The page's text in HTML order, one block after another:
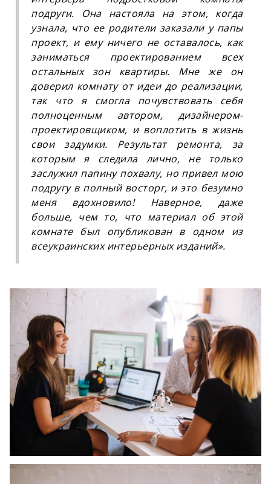
подруги. Она настояла на этом, когда
узнала, что ее родители заказали у папы
проект, и ему ничего не оставалось, как
заниматься проектированием всех
остальных зон квартиры. Мне же он
доверил комнату от идеи до реализации,
так что я смогла почувствовать себя
полноценным автором, дизайнером-
проектировщиком, и воплотить в жизнь
свои задумки. Результат ремонта, за
которым я следила лично, не только
заслужил папину похвалу, но привел мою
подругу в полный восторг, и это безумно
меня вдохновило! Наверное, даже
больше, чем то, что материал об этой
комнате был опубликован в одном из
всеукраинских интерьерных изданий».